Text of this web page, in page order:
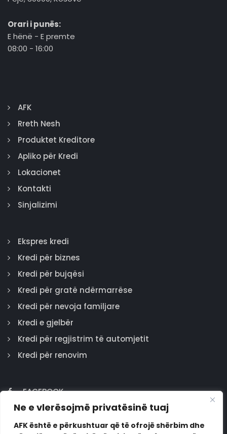
Ne e vlerësojmë privatësinë tuaj
AFK është e përkushtuar që të ofrojë shërbim dhe
Orari i punës:
E hënë - E premte
08:00 - 16:00
AFK
Rreth Nesh
Produktet Kreditore
Apliko për Kredi
Lokacionet
Kontakti
Sinjalizimi
Ekspres kredi
Kredi për biznes
Kredi për bujqësi
Kredi për gratë ndërmarrëse
Kredi për nevoja familjare
Kredi e gjelbër
Kredi për regjistrim të automjetit
Kredi për renovim
FACEBOOK
GOOGLE
INSTAGRAM